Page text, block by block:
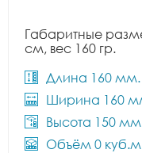
Габаритные
см, вес 160 гр.
Длина 160 мм.
Ширина 160
Высота 150
Объём 0